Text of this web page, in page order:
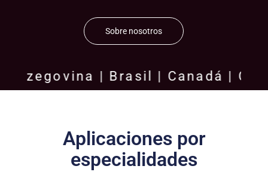
Sobre nosotros
| Brasil | Canadá | Chile
Aplicaciones por
especialidades